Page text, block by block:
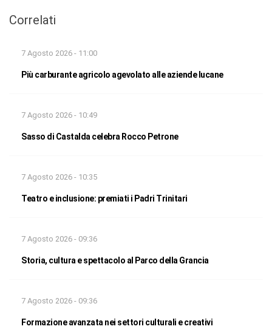
Correlati
7 Agosto 2026 - 11:00
Più carburante agricolo agevolato alle aziende lucane
7 Agosto 2026 - 10:49
Sasso di Castalda celebra Rocco Petrone
7 Agosto 2026 - 10:35
Teatro e inclusione: premiati i Padri Trinitari
7 Agosto 2026 - 09:36
Storia, cultura e spettacolo al Parco della Grancia
7 Agosto 2026 - 09:36
Formazione avanzata nei settori culturali e creativi